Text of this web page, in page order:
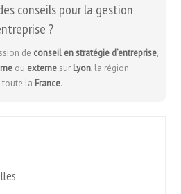
conseils pour la gestion
?
de conseil en stratégie d’entreprise,
ou externe sur Lyon, la région
toute la France.